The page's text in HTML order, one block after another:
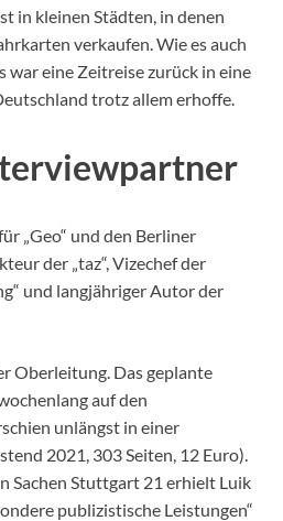
in kleinen Städten, in denen
verkaufen. Wie es auch
war eine Zeitreise zurück in eine
trotz allem erhoffe.
„Geo“ und den Berliner
der „taz“, Vizechef der
und langjähriger Autor der
Oberleitung. Das geplante
auf den
unlängst in einer
2021, 303 Seiten, 12 Euro).
Sachen Stuttgart 21 erhielt Luik
publizistische Leistungen“